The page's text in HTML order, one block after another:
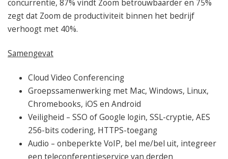
concurrentie, 87% vindt Zoom betrouwbaarder en 75%
zegt dat Zoom de productiviteit binnen het bedrijf
verhoogt met 40%.
Samengevat
Cloud Video Conferencing
Groepssamenwerking met Mac, Windows, Linux,
Chromebooks, iOS en Android
Veiligheid – SSO of Google login, SSL-cryptie, AES
256-bits codering, HTTPS-toegang
Audio – onbeperkte VoIP, bel me/bel uit, integreer
een teleconferentieservice van derden